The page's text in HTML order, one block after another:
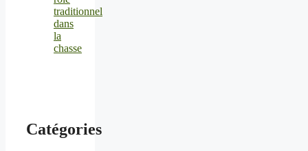
traditionnel
dans
la
chasse
Catégories